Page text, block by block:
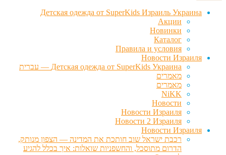
Детская одежда от SuperKids Израиль Украина
Акции
Новинки
Каталог
Правила и условия
Новости Израиля
Детская одежда от SuperKids Украина — עברית
מאמרים
מאמרים
NiKK
Новости
Новости Израиля
Новости 2 Израиля
Новости Израиля
רכבת ישראל שוב חותכת את המדינה — הצפון מנותק,
הדרום מתוסכל, והחשפניות שואלות: איך בכלל להגיע